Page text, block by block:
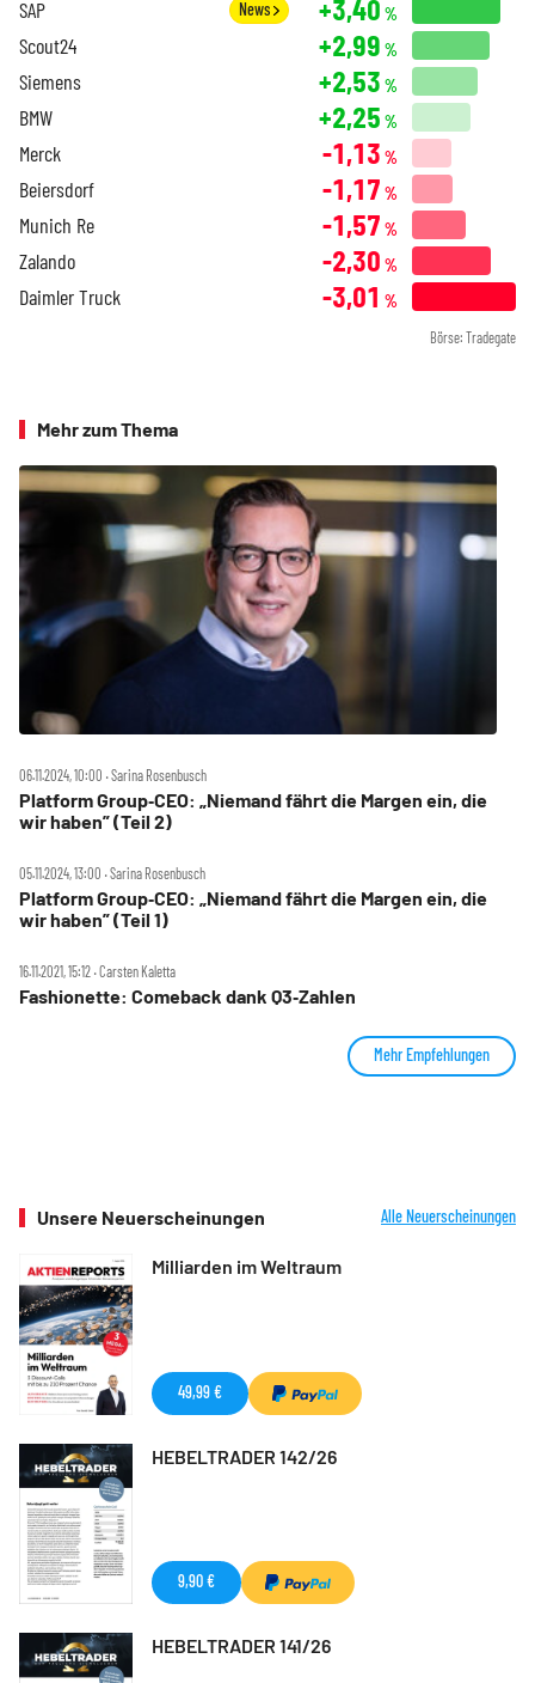
SAP News +3,40 %
Scout24 +2,99 %
Siemens +2,53 %
BMW +2,25 %
Merck -1,13 %
Beiersdorf -1,17 %
Munich Re -1,57 %
Zalando -2,30 %
Daimler Truck -3,01 %
Börse: Tradegate
Mehr zum Thema
06.11.2024, 10:00 ‧ Sarina Rosenbusch
Platform Group‑CEO: „Niemand fährt die Margen ein, die
wir haben” (Teil 2)
05.11.2024, 13:00 ‧ Sarina Rosenbusch
Platform Group‑CEO: „Niemand fährt die Margen ein, die
wir haben” (Teil 1)
16.11.2021, 15:12 ‧ Carsten Kaletta
Fashionette: Comeback dank Q3‑Zahlen
Mehr Empfehlungen
Unsere Neuerscheinungen Alle Neuerscheinungen
Milliarden im Weltraum
49,99 €
HEBELTRADER 142/26
9,90 €
HEBELTRADER 141/26